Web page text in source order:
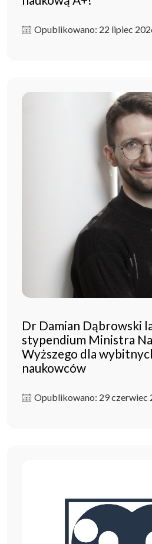
Opublikowano: 22 lipiec
Dr Damian Dąbrowski
stypendium Ministra
Wyższego dla
naukowców
Opublikowano: 29 czerwiec